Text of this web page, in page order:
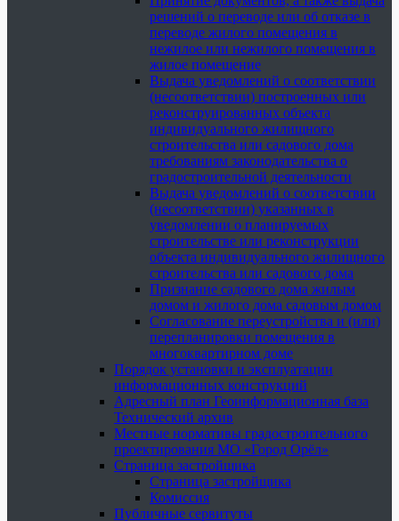
решений о переводе или об отказе в
переводе жилого помещения в
нежилое или нежилого помещения в
жилое помещение
Выдача уведомлений о соответствии
(несоответствии) построенных или
реконструированных объекта
индивидуального жилищного
строительства или садового дома
требованиям законодательства о
градостроительной деятельности
Выдача уведомлений о соответствии
(несоответствии) указанных в
уведомлении о планируемых
строительстве или реконструкции
объекта индивидуального жилищного
строительства или садового дома
Признание садового дома жилым
домом и жилого дома садовым домом
Согласование переустройства и (или)
перепланировки помещения в
многоквартирном доме
Порядок установки и эксплуатации
информационных конструкций
Адресный план Геоинформационная база
Технический архив
Местные нормативы градостроительного
проектирования МО «Город Орёл»
Страница застройщика
Страница застройщика
Комиссия
Публичные сервитуты